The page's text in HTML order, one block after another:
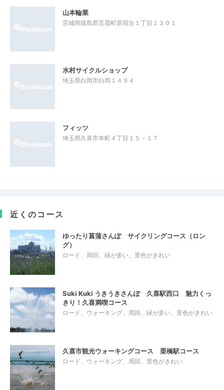
山本輪業
茨城県猿島郡五霞町原宿台１丁目１３０１
水村サイクルショップ
埼玉県白岡市白岡１４９４
フィッツ
埼玉県久喜市本町４丁目１５－１７
近くのコース
ゆったり菖蒲さんぽ サイクリングコース（ロン
グ）
ロード、周回、緑が多い、景色がきれい
Suki Kuki うきうきさんぽ 久喜駅西口 魅力くっ
きり！久喜満喫コース
ロード、ウォーキング、周回、緑が多い、景色がきれい
久喜市観光ウォーキングコース 栗橋駅コース
ロード、ウォーキング、周回、景色がきれい